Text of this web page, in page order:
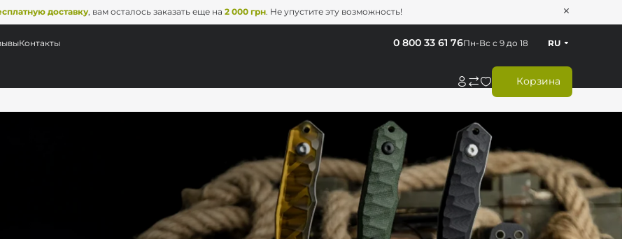
доставку, вам осталось заказать еще на 2 000 грн. Не упустите эту возможность!
Корзина
Пн-Вс с 9 до 18
0 800 33 61 76 RU
Контакты